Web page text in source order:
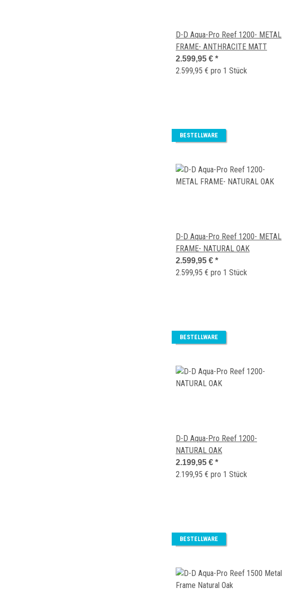
D-D Aqua-Pro Reef 1200- METAL
FRAME- ANTHRACITE MATT
2.599,95 € *
2.599,95 € pro 1 Stück
BESTELLWARE
D-D Aqua-Pro Reef 1200- METAL
FRAME- NATURAL OAK
2.599,95 € *
2.599,95 € pro 1 Stück
BESTELLWARE
D-D Aqua-Pro Reef 1200-
NATURAL OAK
2.199,95 € *
2.199,95 € pro 1 Stück
BESTELLWARE